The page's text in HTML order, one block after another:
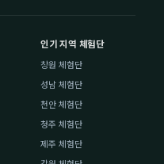
인기 지역 체험단
창원 체험단
성남 체험단
천안 체험단
청주 체험단
제주 체험단